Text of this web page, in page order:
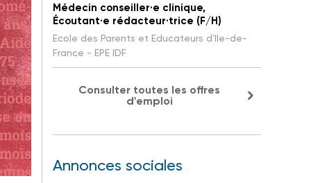
Médecin conseiller·e clinique,
Écoutant·e rédacteur·trice (F/H)
Ecole des Parents et Educateurs d'Ile-de-
France - EPE IDF
Consulter toutes les offres
d'emploi
Annonces sociales